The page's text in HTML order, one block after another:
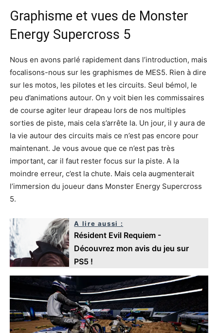
Graphisme et vues de Monster
Energy Supercross 5
Nous en avons parlé rapidement dans l’introduction, mais
focalisons-nous sur les graphismes de MES5. Rien à dire
sur les motos, les pilotes et les circuits. Seul bémol, le
peu d’animations autour. On y voit bien les commissaires
de course agiter leur drapeau lors de nos multiples
sorties de piste, mais cela s’arrête la. Un jour, il y aura de
la vie autour des circuits mais ce n’est pas encore pour
maintenant. Je vous avoue que ce n’est pas très
important, car il faut rester focus sur la piste. A la
moindre erreur, c’est la chute. Mais cela augmenterait
l’immersion du joueur dans Monster Energy Supercross
5.
A lire aussi :
Résident Evil Requiem -
Découvrez mon avis du jeu sur
PS5 !